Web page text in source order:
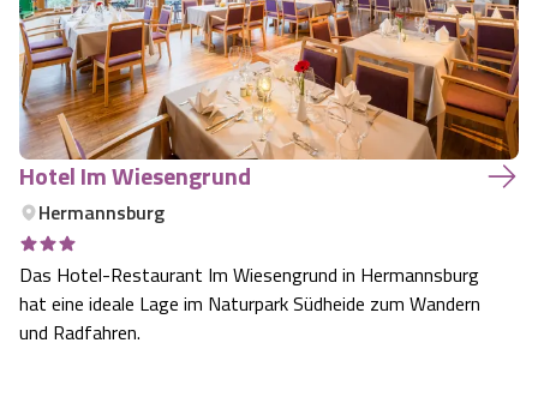
Hotel Im Wiesengrund
Hermannsburg
Das Hotel-Restaurant Im Wiesengrund in Hermannsburg
hat eine ideale Lage im Naturpark Südheide zum Wandern
und Radfahren.